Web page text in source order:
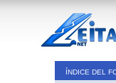
ÍNDICE DEL